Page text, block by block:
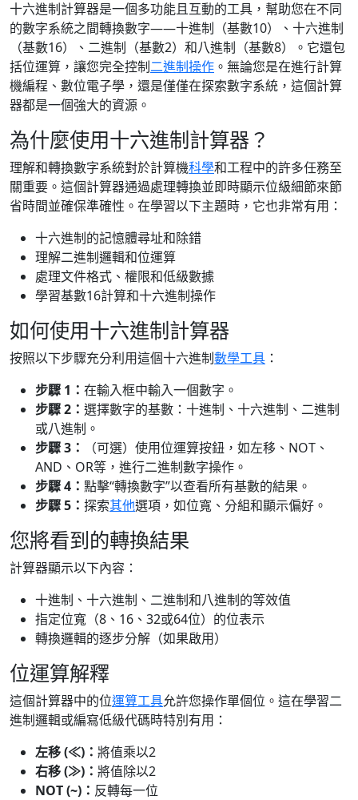
十六進制計算器是一個多功能且互動的工具，幫助您在不同
的數字系統之間轉換數字——十進制（基數10）、十六進制
（基數16）、二進制（基數2）和八進制（基數8）。它還包
括位運算，讓您完全控制二進制操作 。無論您是在進行計算
機編程、數位電子學，還是僅僅在探索數字系統，這個計算
器都是一個強大的資源。
為什麼使用十六進制計算器？
理解和轉換數字系統對於計算機科學和工程中的許多任務至
關重要。這個計算器通過處理轉換並即時顯示位級細節來節
省時間並確保準確性。在學習以下主題時，它也非常有用：
十六進制的記憶體尋址和除錯
理解二進制邏輯和位運算
處理文件格式、權限和低級數據
學習基數16計算和十六進制操作
如何使用十六進制計算器
按照以下步驟充分利用這個十六進制數學工具 ：
步驟 1： 在輸入框中輸入一個數字。
步驟 2： 選擇數字的基數：十進制、十六進制、二進制
或八進制。
步驟 3：
（可選）使用位運算按鈕，如左移、NOT、
AND、OR等，進行二進制數字操作。
步驟 4： 點擊“轉換數字”以查看所有基數的結果。
步驟 5： 探索其他選項，如位寬、分組和顯示偏好。
您將看到的轉換結果
計算器顯示以下內容：
十進制、十六進制、二進制和八進制的等效值
指定位寬（8、16、32或64位）的位表示
轉換邏輯的逐步分解（如果啟用）
位運算解釋
這個計算器中的位運算工具允許您操作單個位。這在學習二
進制邏輯或編寫低級代碼時特別有用：
左移 (≪)： 將值乘以2
右移 (≫)： 將值除以2
NOT (~)： 反轉每一位